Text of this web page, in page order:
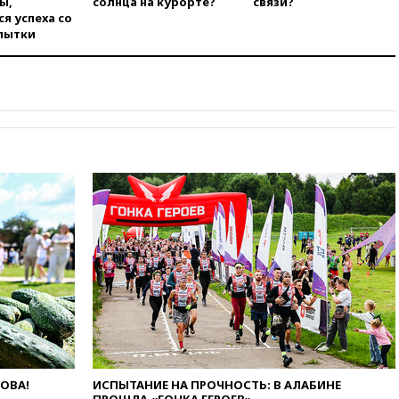
вчера, 23:30Жителя Нижнего
вчера, 22:20Турция призвала
к мораторию на удары по
торговым судам в Черном
море
вчера, 21:43 Экс-
председатель Верховного
суда Венгрии согласился стать
президентом республики
вчера, 20:58Финляндия
введет экзамен для
претендентов на получение
гражданства
успеха со
ИСПЫТАНИЕ НА ПРОЧНОСТЬ: В АЛАБИНЕ